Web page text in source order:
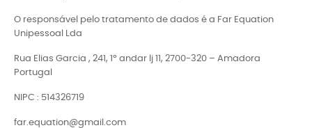
O responsável pelo tratamento de dados é a Far Equation
Unipessoal Lda
Rua Elias Garcia , 241, 1º andar lj 11, 2700-320 – Amadora
Portugal
NIPC : 514326719
far.equation@gmail.com